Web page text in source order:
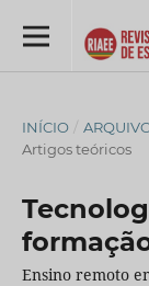
INÍCIO /
Artigos teóricos
Ensino remoto